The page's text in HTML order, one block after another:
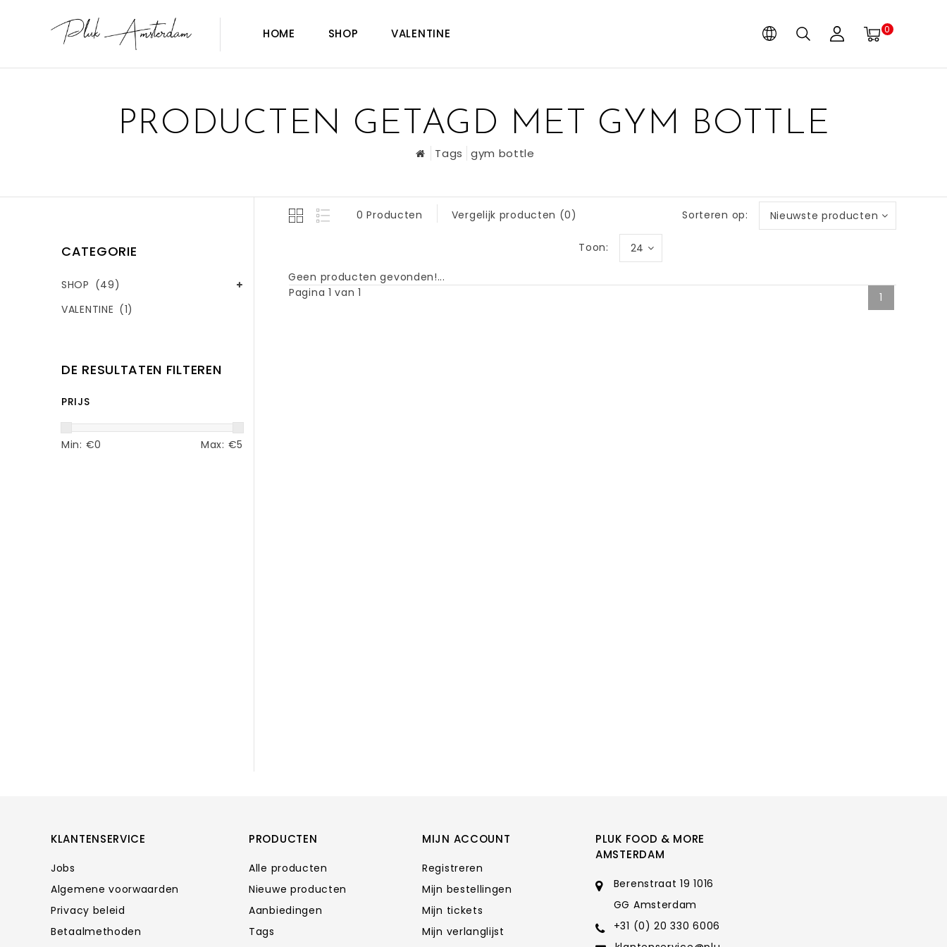
HOME SHOP VALENTINE 0
PRODUCTEN GETAGD MET GYM BOTTLE
Tags gym bottle
CATEGORIE
SHOP (49)
VALENTINE (1)
DE RESULTATEN FILTEREN
PRIJS
Min: €0 Max: €5
0 Producten Vergelijk producten (0) Sorteren op: Nieuwste producten
Toon: 24
Geen producten gevonden!...
Pagina 1 van 1
1
KLANTENSERVICE
Jobs
Algemene voorwaarden
Privacy beleid
Betaalmethoden
PRODUCTEN
Alle producten
Nieuwe producten
Aanbiedingen
Tags
MIJN ACCOUNT
Registreren
Mijn bestellingen
Mijn tickets
Mijn verlanglijst
PLUK FOOD & MORE
AMSTERDAM
Berenstraat 19 1016
GG Amsterdam
+31 (0) 20 330 6006